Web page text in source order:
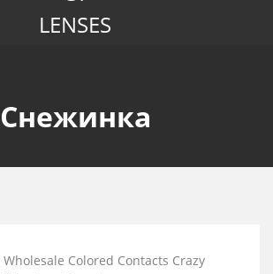
Снежинка